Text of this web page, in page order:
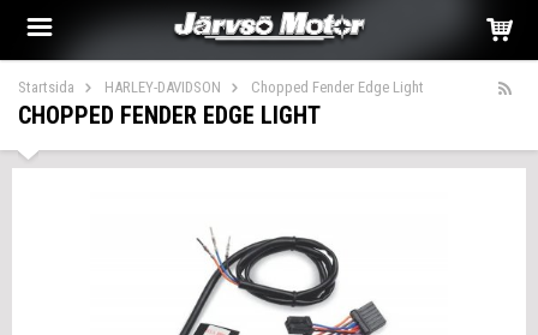
Startsida HARLEY-DAVIDSON Chopped Fender Edge Light
CHOPPED FENDER EDGE LIGHT